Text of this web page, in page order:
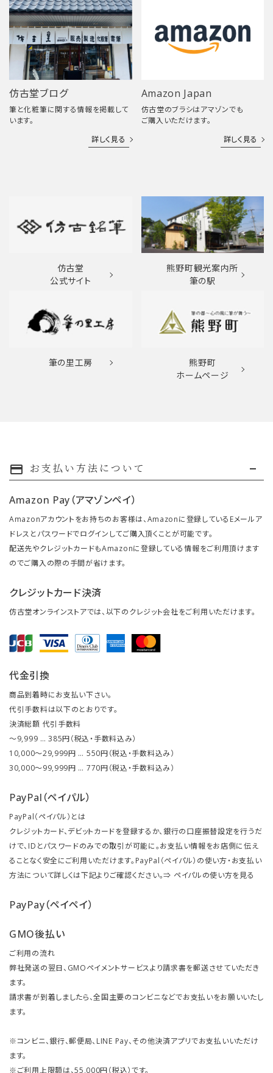
仿古堂ブログ
筆と化粧筆に関する情報を掲載して
います。
詳しく見る
Amazon Japan
仿古堂のブラシはアマゾンでも
ご購入いただけます。
詳しく見る
仿古堂
公式サイト
熊野町観光案内所
筆の駅
筆の里工房
熊野町
ホームページ
payment お支払い方法について
Amazon Pay（アマゾンペイ）
Amazonアカウントをお持ちのお客様は、Amazonに登録しているEメールア
ドレスとパスワードでログインしてご購入頂くことが可能です。
配送先やクレジットカードもAmazonに登録している情報をご利用頂けます
のでご購入の際の手間が省けます。
クレジットカード決済
仿古堂オンラインストアでは、以下のクレジット会社をご利用いただけます。
代金引換
商品到着時にお支払い下さい。
代引手数料は以下のとおりです。
決済総額 代引手数料
～9,999 … 385円（税込・手数料込み）
10,000～29,999円 … 550円（税込・手数料込み）
30,000～99,999円 … 770円（税込・手数料込み）
PayPal（ペイパル）
PayPal（ペイパル）とは
クレジットカード、デビットカードを登録するか、銀行の口座振替設定を行うだ
けで、IDとパスワードのみでの取引が可能に。お支払い情報をお店側に伝え
ることなく安全にご利用いただけます。PayPal（ペイパル）の使い方・お支払い
方法について詳しくは下記よりご確認ください。⇒ ペイパルの使い方を見る
PayPay（ペイペイ）
GMO後払い
ご利用の流れ
弊社発送の翌日、GMOペイメントサービスより請求書を郵送させていただき
ます。
請求書が到着しましたら、全国主要のコンビニなどでお支払いをお願いいたし
ます。
※コンビニ、銀行、郵便局、LINE Pay、その他決済アプリでお支払いいただけ
ます。
※ご利用上限額は、55,000円（税込）です。